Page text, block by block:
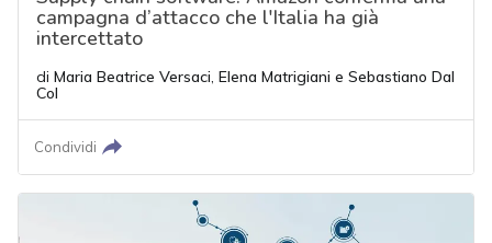
campagna d’attacco che l'Italia ha già
intercettato
di Maria Beatrice Versaci Elena Matrigiani e Sebastiano Dal
Col
Condividi